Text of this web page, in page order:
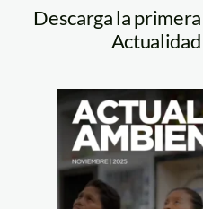
Descarga la